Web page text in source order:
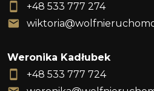
+48 533 777 274
Weronika Kadłubek
+48 533 777 724